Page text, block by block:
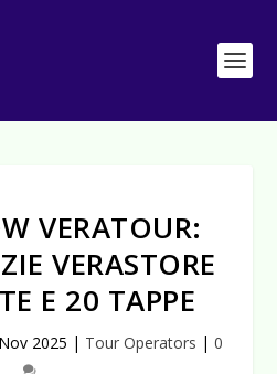
VERATOUR:
VERASTORE
E 20 TAPPE
2025 | Tour Operators | 0